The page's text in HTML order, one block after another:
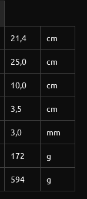
21,4 cm
25,0 cm
10,0 cm
3,5 cm
3,0 mm
172 g
594 g